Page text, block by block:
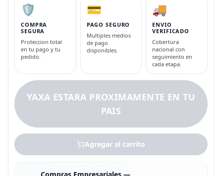
🛡️
COMPRA
SEGURA
Proteccion total
en tu pago y tu
pedido.
💳
PAGO SEGURO
Multiples medios
de pago
disponibles.
🚚
ENVIO
VERIFICADO
Cobertura
nacional con
seguimiento en
cada etapa.
YAXA ESTARA PROXIMAMENTE EN TU
PAIS
Agregar al carrito